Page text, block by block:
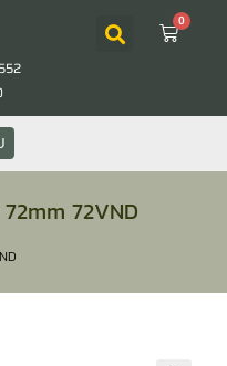
0
72VND